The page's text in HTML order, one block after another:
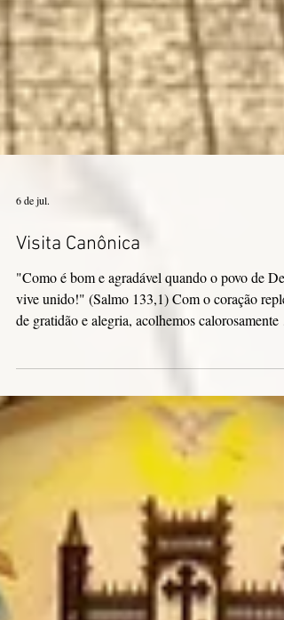
6 de jul.
Visita Canônica
vive unido!" (Salmo 133,1) Com o coração
nossa Superiora Geral, Ir. Aminta Sarmiento
Puentes, juntamente com as Conselheiras Gerais
Ir. Lucia Piai e Ir. Sonia Batagin, durante a Visita
Canônica à Província
Taiwan, realizada de 15 de abril a 20 de maio de
2026. Esta ocasião especial foi verdadeiramente
um tempo de graça, renovação e comunhão, fortal